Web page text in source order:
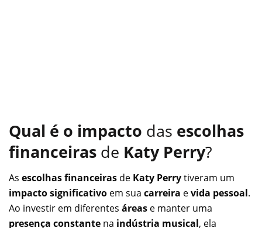
Qual é o impacto das escolhas
financeiras de Katy Perry?
As escolhas financeiras de Katy Perrytiveram um
impacto significativo em sua carreira evida pessoal.
Ao investir em diferentes áreas e manter uma
presença constante na indústria musical, ela